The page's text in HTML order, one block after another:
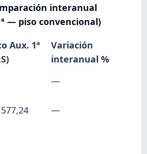
llega el sector al aniversario 78 del
interanual
— piso convencional)
Aux. 1ª
Variación
interanual %
—
—